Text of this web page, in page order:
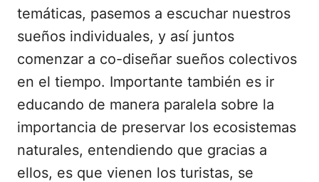
temáticas, pasemos a escuchar nuestros
sueños individuales, y así juntos
comenzar a co-diseñar sueños colectivos
en el tiempo. Importante también es ir
educando de manera paralela sobre la
importancia de preservar los ecosistemas
naturales, entendiendo que gracias a
ellos, es que vienen los turistas, se